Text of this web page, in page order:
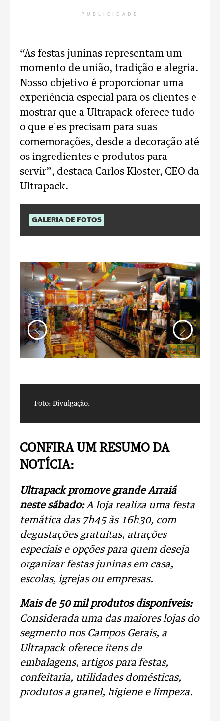
PUBLICIDADE
“As festas juninas representam um
momento de união, tradição e alegria.
Nosso objetivo é proporcionar uma
experiência especial para os clientes e
mostrar que a Ultrapack oferece tudo
o que eles precisam para suas
comemorações, desde a decoração até
os ingredientes e produtos para
servir”, destaca Carlos Kloster, CEO da
Ultrapack.
GALERIA DE FOTOS
Foto: Divulgação.
CONFIRA UM RESUMO DA
NOTÍCIA:
Ultrapack promove grande Arraiá
neste sábado:A loja realiza uma festa
temática das 7h45 às 16h30, com
degustações gratuitas, atrações
especiais e opções para quem deseja
organizar festas juninas em casa,
escolas, igrejas ou empresas.
Mais de 50 mil produtos disponíveis:
Considerada uma das maiores lojas do
segmento nos Campos Gerais, a
Ultrapack oferece itens de
embalagens, artigos para festas,
confeitaria, utilidades domésticas,
produtos a granel, higiene e limpeza.